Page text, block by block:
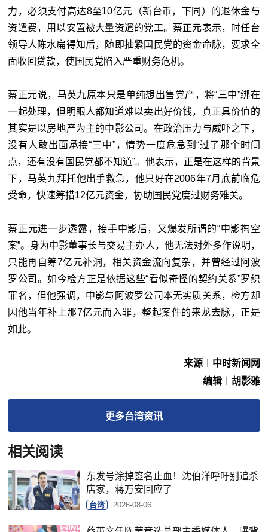
力，必须支付高达8至10亿元（新台币，下同）的退休金与
资遣费，用以安置被大量资遣的党工。蔡正元表示，时任台
领导人陈水扁得知后，随即抽紧国民党的资金命脉，要求全
面收回贷款，使国民党陷入严重财务危机。
蔡正元说，马英九原本只是单纯想出售党产，将“三中”绑在
一起处理，但明眼人都知道难以卖出好价钱，真正具价值的
其实是以房地产为主的中影公司。在政治压力与威吓之下，
没有人敢出面承接“三中”，情势一度危急到“过了那个时间
点，还有没有国民党都不知道”。他表示，正是在这样的背景
下，马英九拜托他出手救急，他只好在2006年7月底前临危
受命，快速筹措12亿元资金，协助国民党度过财务难关。
蔡正元进一步透露，接手中影后，又爆发所谓的“中影掏空
案”。身为中影董事长与交易主办人，他无法对外多作说明，
只能再自筹7亿元补洞，相关资金流向复杂，并曾经过阿波
罗公司。如今检方正是依据这些“看似奇怪的契约关系”罗织
罪名，但他强调，中影与阿波罗公司本无实质关系，检方却
因他当年补上那7亿元而入罪，整起案件的来龙去脉，正是
如此。
来源︱中时新闻网
编辑︱胡影雅
更多台湾资讯
相关阅读
东发号涂掉签名止血！沈伯洋呼吁别追杀
店家，蒋万安回应了
台湾 2026-08-06